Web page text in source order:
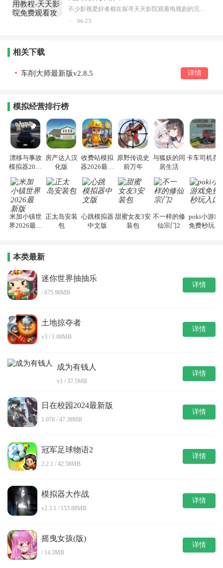
不少影视爱好者都在探寻天天影院观看电视剧的完整方法，结合最新平台使用规则，本篇新手入门攻略全面讲解观看渠道、检索流程、播放设置以及画面模式调整等实用内容。全文适配手机、电脑等主流设备，步骤简洁易懂，无论是初次使用的新手，还是想要优化观影体验的用户，都能参照内容快速上手，熟练掌握平台各项操作技巧，轻松畅享影视内容。...
06-23
相关下载
车削大师最新版v2.8.5 详情
模拟经营排行榜
漂移与事故
模拟器2026
房产达人汉
化版
收费站模拟
器2026最新
原野传说史
前万年
与狐妖的同
居生活
卡车司机乔3
米加小镇世
界2026最新
正太岛安装
包
心跳模拟器
中文版
甜蜜女友3安
装包
不一样的修
仙宗门2
poki小游戏
免费秒玩入
本类最新
迷你世界抽抽乐
/ 675.98MB
详情
土地掠夺者
v3 / 1.08MB
详情
成为有钱人
v1 / 37.5MB
详情
日在校园2024最新版
1.070 / 47.38MB
详情
冠军足球物语2
2.2.1 / 42.58MB
详情
模拟器大作战
v2.3.1 / 153.88MB
详情
摇曳女孩(版)
/ 14.3MB
详情